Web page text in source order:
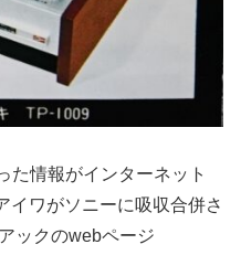
た情報がインターネット
イワがソニーに吸収合併さ
ックのwebページ